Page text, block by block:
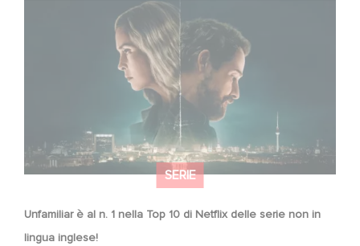
SERIE
Unfamiliar è al n. 1 nella Top 10 di Netflix delle serie non in
lingua inglese!
Unfamiliar è al n. 1 nella Top 10 di Netflix delle serie non in